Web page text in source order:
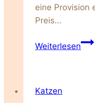
eine Provision
Preis…
WeiterlesenDie
Katzen